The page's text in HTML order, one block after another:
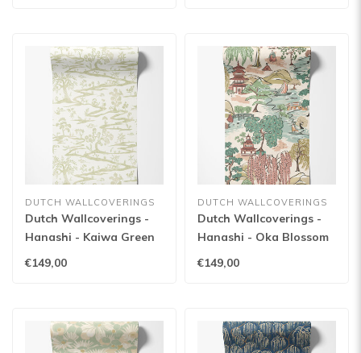
DUTCH WALLCOVERINGS
Dutch Wallcoverings -
Hanashi - Kaiwa Green
Tea - HAN50106W
€149,00
DUTCH WALLCOVERINGS
Dutch Wallcoverings -
Hanashi - Oka Blossom
- HAN50104W
€149,00